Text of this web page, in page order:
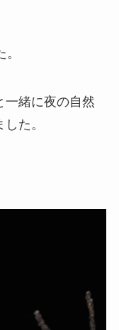
一緒に夜の自然
た。